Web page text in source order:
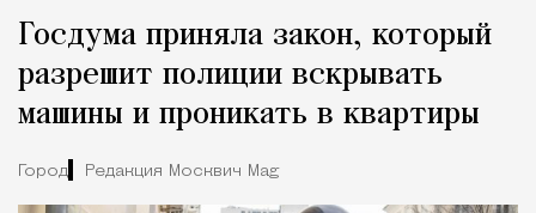
Госдума приняла закон, который
разрешит полиции вскрывать
машины и проникать в квартиры
Город Редакция Москвич Mag